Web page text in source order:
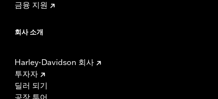
금융 지원
회사 소개
Harley-Davidson 회사
투자자
딜러 되기
공장 투어